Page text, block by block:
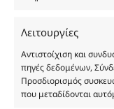
Λειτουργίες
Αντιστοίχιση και
πηγές δεδομένων,
Προσδιορισμός
που μεταδίδονται
Τηλ. 2314 016010
ΑΦΜ 803285309
ΓΕΜΗ 193802504000